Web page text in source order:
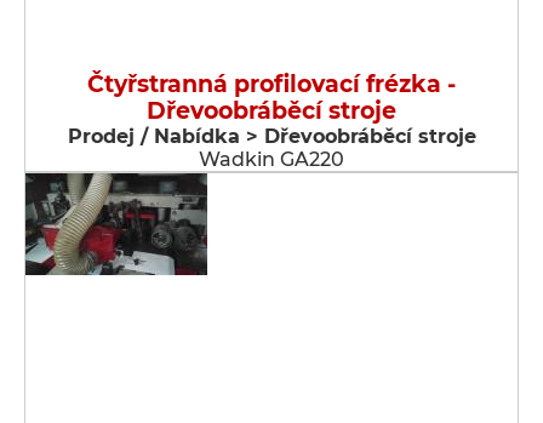
Čtyřstranná profilovací frézka -
Dřevoobráběcí stroje
Prodej / Nabídka > Dřevoobráběcí stroje
Wadkin GA220